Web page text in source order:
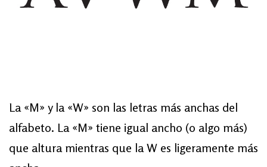
La «M» y la «W» son las letras más anchas del
alfabeto. La «M» tiene igual ancho (o algo más)
que altura mientras que la W es ligeramente más